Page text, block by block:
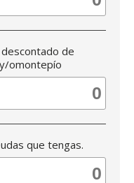
de
omontepío
que tengas.